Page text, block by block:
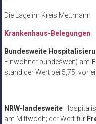
Die Lage im Kreis Mettmann
Krankenhaus-Belegungen
Bundesweite
Einwohner bundesweit) am
stand der Wert bei 5,75; vor
NRW-landesweite
am Mittwoch; der Wert für